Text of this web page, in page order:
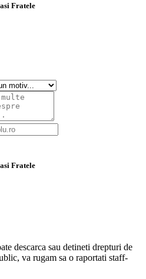
Fratele
Fratele
descarca sau detineti drepturi de
va rugam sa o raportati staff-